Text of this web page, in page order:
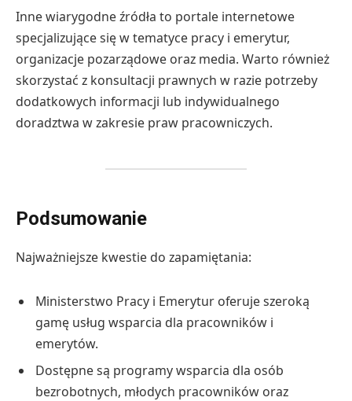
Inne wiarygodne źródła to portale internetowe
specjalizujące się w tematyce pracy i emerytur,
organizacje pozarządowe oraz media. Warto również
skorzystać z konsultacji prawnych w razie potrzeby
dodatkowych informacji lub indywidualnego
doradztwa w zakresie praw pracowniczych.
Podsumowanie
Najważniejsze kwestie do zapamiętania:
Ministerstwo Pracy i Emerytur oferuje szeroką
gamę usług wsparcia dla pracowników i
emerytów.
Dostępne są programy wsparcia dla osób
bezrobotnych, młodych pracowników oraz